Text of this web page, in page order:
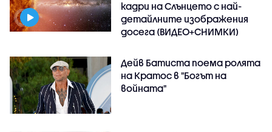
кадри на Слънцето с най-
детайлните изображения
досега (ВИДЕО+СНИМКИ)
Дейв Батиста поема ролята
на Кратос в "Богът на
войната"